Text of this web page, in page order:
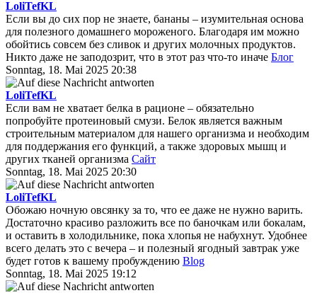
LoliTefKL
Если вы до сих пор не знаете, бананы – изумительная основа
для полезного домашнего мороженого. Благодаря им можно
обойтись совсем без сливок и других молочных продуктов.
Никто даже не заподозрит, что в этот раз что-то иначе Блог
Sonntag, 18. Mai 2025 20:38
LoliTefKL
Если вам не хватает белка в рационе – обязательно
попробуйте протеиновый смузи. Белок является важным
строительным материалом для нашего организма и необходим
для поддержания его функций, а также здоровых мышц и
других тканей организма Сайт
Sonntag, 18. Mai 2025 20:30
LoliTefKL
Обожаю ночную овсянку за то, что ее даже не нужно варить.
Достаточно красиво разложить все по баночкам или бокалам,
и оставить в холодильнике, пока хлопья не набухнут. Удобнее
всего делать это с вечера – и полезный ягодный завтрак уже
будет готов к вашему пробуждению Blog
Sonntag, 18. Mai 2025 19:12